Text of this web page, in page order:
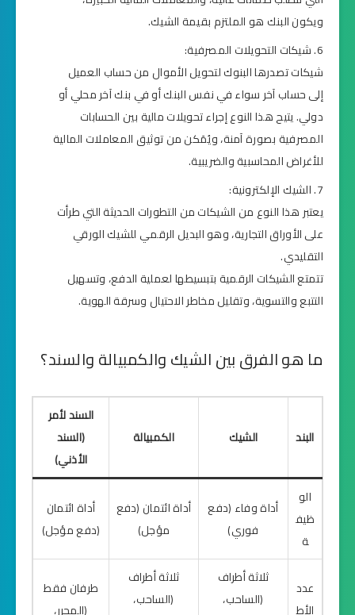
ويكون البنك هو الملتزم بقيمة الشيك.
شيكات التحويلات المصرفية:
شيكات تصدرها البنوك لتحويل الأموال من حساب العميل
إلى حساب آخر سواء في نفس البنك أو في بنك آخر محلي أو
دولي. يتيح هذا النوع إجراء تحويلات مالية بين الحسابات
المصرفية بصورة آمنة، ويُمَكن من توثيق المعاملات المالية
للأغراض المحاسبية والضريبية.
الشيك الإلكترونية:
يعتبر هذا النوع من الشيكات من التطورات الحديثة التي طرأت
على الأوراق التجارية، وهو البديل الرقمي للشيك الورقي
التقليدي.
تتمتع الشيكات الرقمية بتبسيطها لعملية الدفع، وتسهيل
التتبع والتسوية، وتقليل مخاطر الاحتيال وسرقة الهوية.
ما هو الفرق بين الشيك والكمبيالة والسند؟
البند الشيك الكمبيالة
السند لأمر
(السند
الأذني)
الو
ظيف
ة
أداة وفاء (دفع
فوري)
أداة ائتمان (دفع
مؤجل)
أداة ائتمان
(دفع مؤجل)
عدد
الأط
ثلاثة أطراف
(الساحب،
ثلاثة أطراف
(الساحب،
طرفان فقط
(المحرر،